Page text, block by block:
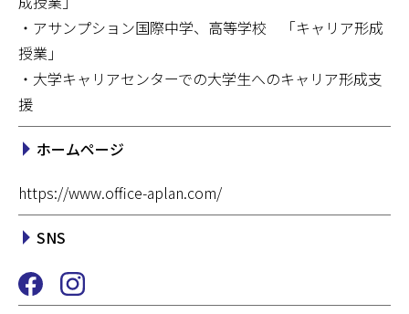
・アサンプション国際中学、高等学校 「キャリア形成
授業」
・大学キャリアセンターでの大学生へのキャリア形成支
援
ホームページ
https://www.office-aplan.com/
SNS